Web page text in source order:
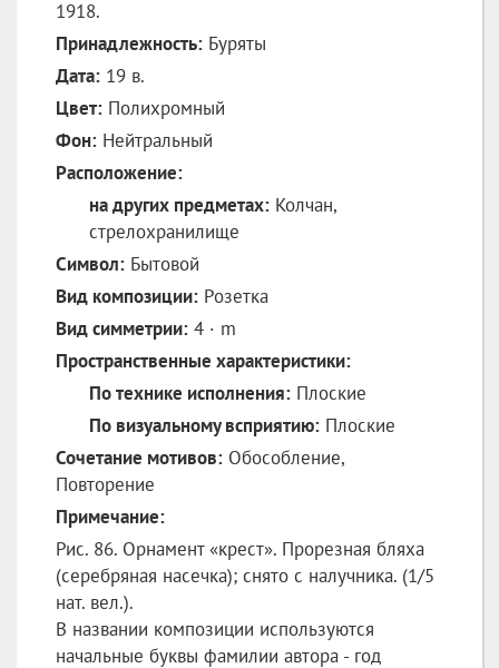
1918.
Принадлежность: Буряты
Дата: 19 в.
Цвет: Полихромный
Фон: Нейтральный
Расположение:
на других предметах: Колчан,
стрелохранилище
Символ: Бытовой
Вид композиции: Розетка
Вид симметрии: 4 · m
Пространственные характеристики:
По технике исполнения: Плоские
По визуальному всприятию: Плоские
Сочетание мотивов: Обособление,
Повторение
Примечание:
Рис. 86. Орнамент «крест». Прорезная бляха
(серебряная насечка); снято с налучника. (1/5
нат. вел.).
В названии композиции используются
начальные буквы фамилии автора - год